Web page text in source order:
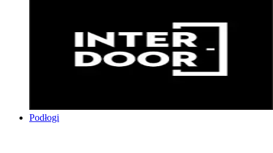
Podłogi